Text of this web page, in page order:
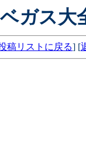
ガス大
稿リストに戻る] [